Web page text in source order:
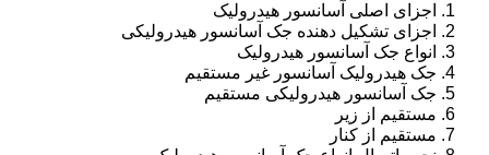
اجزای اصلی آسانسور هیدرولیک
اجزای تشکیل دهنده جک آسانسور هیدرولیکی
انواع جک آسانسور هیدرولیک
جک هیدرولیک آسانسور غیر مستقیم
جک آسانسور هیدرولیکی مستقیم
مستقیم از زیر
مستقیم از کنار